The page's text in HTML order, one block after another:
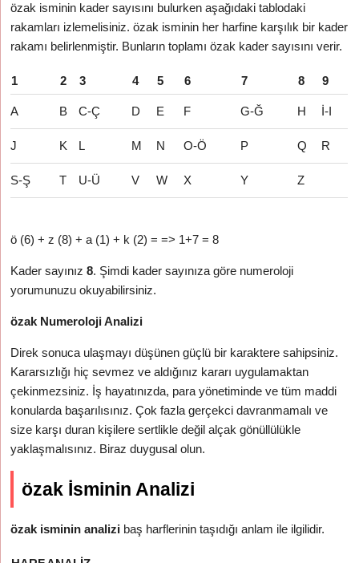
özak isminin kader sayısını bulurken aşağıdaki tablodaki
rakamları izlemelisiniz. özak isminin her harfine karşılık bir kader
rakamı belirlenmiştir. Bunların toplamı özak kader sayısını verir.
1 2 3 4 5 6 7 8 9
A B C-Ç D E F G-Ğ H İ-I
J K L M N O-Ö P Q R
S-Ş T U-Ü V W X Y Z
ö (6) + z (8) + a (1) + k (2) = => 1+7 = 8
Kader sayınız8. Şimdi kader sayınıza göre numeroloji
yorumunuzu okuyabilirsiniz.
özak Numeroloji Analizi
Direk sonuca ulaşmayı düşünen güçlü bir karaktere sahipsiniz.
Kararsızlığı hiç sevmez ve aldığınız kararı uygulamaktan
çekinmezsiniz. İş hayatınızda, para yönetiminde ve tüm maddi
konularda başarılısınız. Çok fazla gerçekci davranmamalı ve
size karşı duran kişilere sertlikle değil alçak gönüllülükle
yaklaşmalısınız. Biraz duygusal olun.
özak İsminin Analizi
özak isminin analizi baş harflerinin taşıdığı anlam ile ilgilidir.